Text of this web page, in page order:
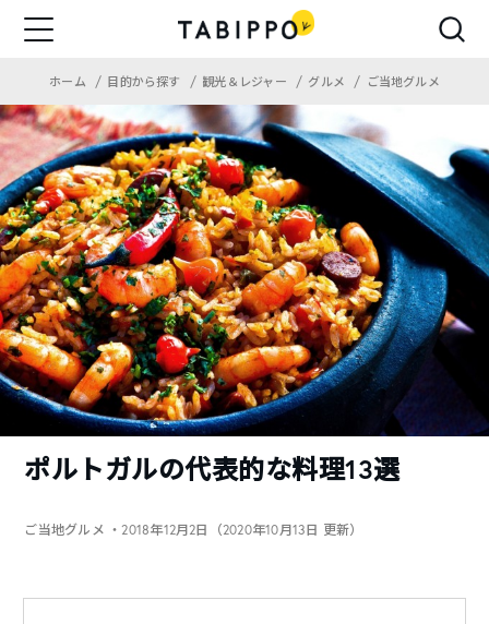
ホーム 目的から探す 観光＆レジャー グルメ ご当地グルメ
ポルトガルの代表的な料理13選
ご当地グルメ ・2018年12月2日（2020年10月13日 更新）